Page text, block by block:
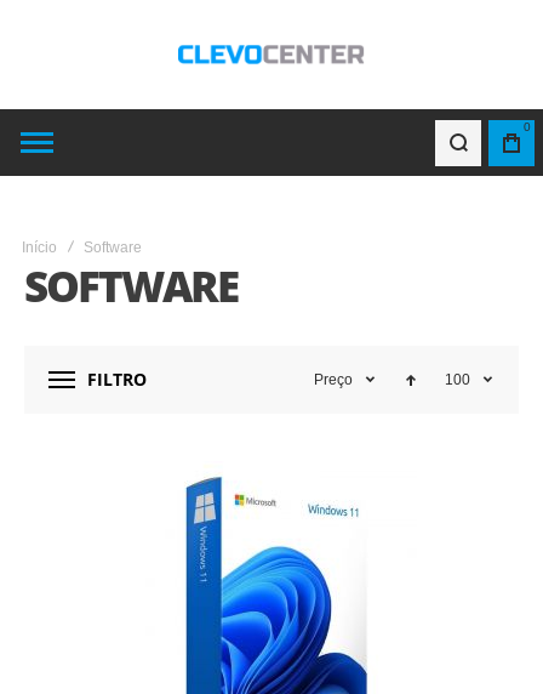
0
Início Software
SOFTWARE
FILTRO Preço 100